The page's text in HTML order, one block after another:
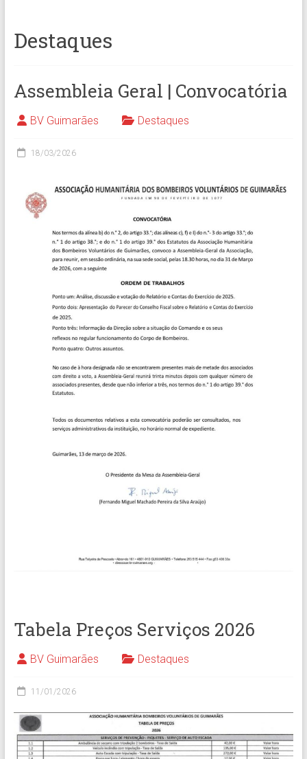
Destaques
Assembleia Geral | Convocatória
BV Guimarães Destaques
18/03/2026
Tabela Preços Serviços 2026
BV Guimarães Destaques
11/01/2026